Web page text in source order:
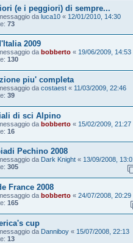
(e i peggiori) di sempre...
da luca10 « 12/01/2010, 14:30
73
2009
da bobberto « 19/06/2009, 14:53
130
piu' completa
da costaest « 11/03/2009, 22:46
39
di sci Alpino
da bobberto « 15/02/2009, 21:27
16
Pechino 2008
da Dark Knight « 13/09/2008,
305
France 2008
da bobberto « 24/07/2008, 20:29
165
cup
da Danniboy « 15/07/2008, 22:13
13